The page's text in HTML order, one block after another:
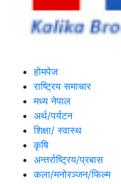
होमपेज
राष्ट्रिय समाचार
मध्य नेपाल
अर्थ/पर्यटन
शिक्षा/ स्वास्थ
कृषि
अन्तर्राष्ट्रिय/प्रबास
कला/मनोरञ्जन/फिल्म